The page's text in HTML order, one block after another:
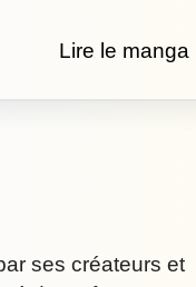
Lire le manga
ses créateurs et